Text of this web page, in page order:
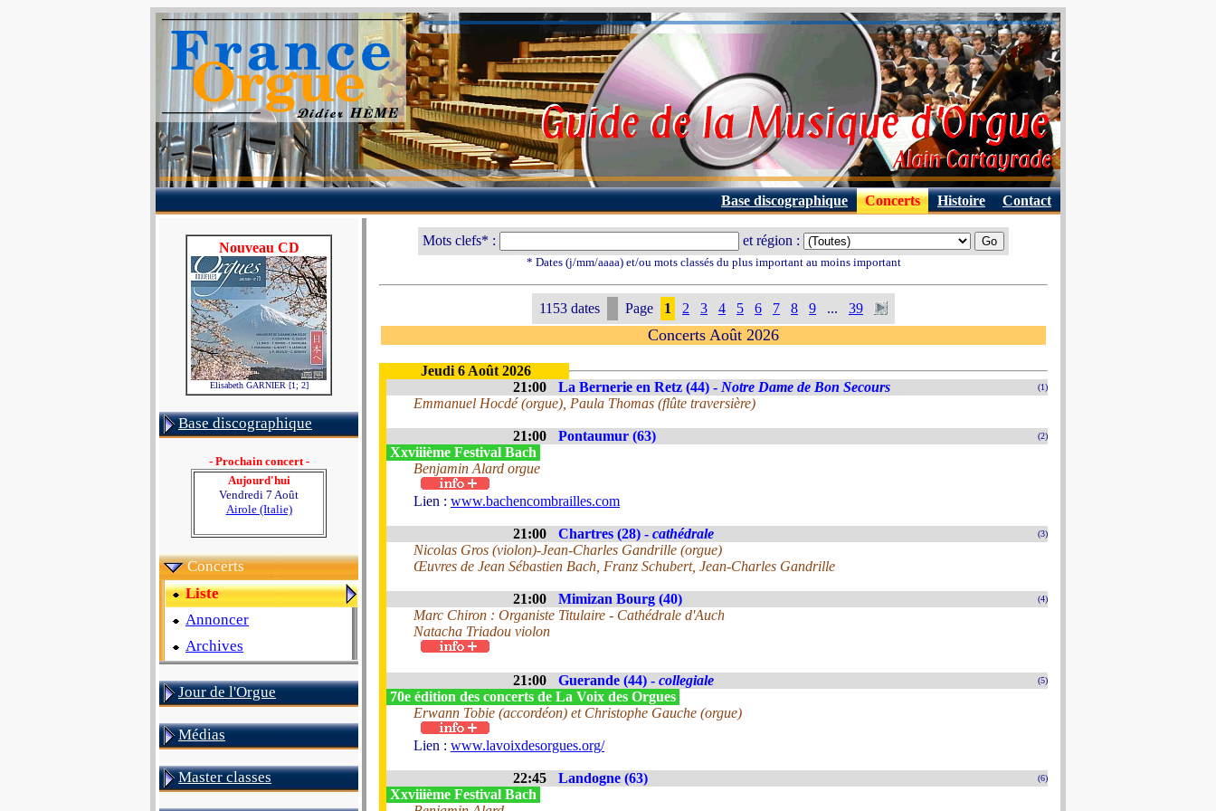
Base discographique Concerts Histoire Contact
Nouveau CD
Elisabeth GARNIER [1; 2]
Base discographique
- Prochain concert -
Aujourd'hui
Vendredi 7 Août
Airole (Italie)
Concerts
Liste
Annoncer
Archives
Jour de l'Orgue
Médias
Master classes
Mots clefs* : et région :
* Dates (j/mm/aaaa) et/ou mots classés du plus important au moins important
1153 dates Page 1 2 3 4 5 6 7 8 9 ... 39
Concerts Août 2026
Jeudi 6 Août 2026
21:00
La Bernerie en Retz (44) - Notre Dame de Bon Secours (1)
Emmanuel Hocdé (orgue), Paula Thomas (flûte traversière)
21:00 Pontaumur (63) (2)
Xxviiième Festival Bach
Benjamin Alard orgue
Lien : www.bachencombrailles.com
21:00 Chartres (28) - cathédrale (3)
Nicolas Gros (violon)-Jean-Charles Gandrille (orgue)
Œuvres de Jean Sébastien Bach, Franz Schubert, Jean-Charles Gandrille
21:00 Mimizan Bourg (40) (4)
Marc Chiron : Organiste Titulaire - Cathédrale d'Auch
Natacha Triadou violon
21:00 Guerande (44) - collegiale (5)
70e édition des concerts de La Voix des Orgues
Erwann Tobie (accordéon) et Christophe Gauche (orgue)
Lien : www.lavoixdesorgues.org/
22:45 Landogne (63) (6)
Xxviiième Festival Bach